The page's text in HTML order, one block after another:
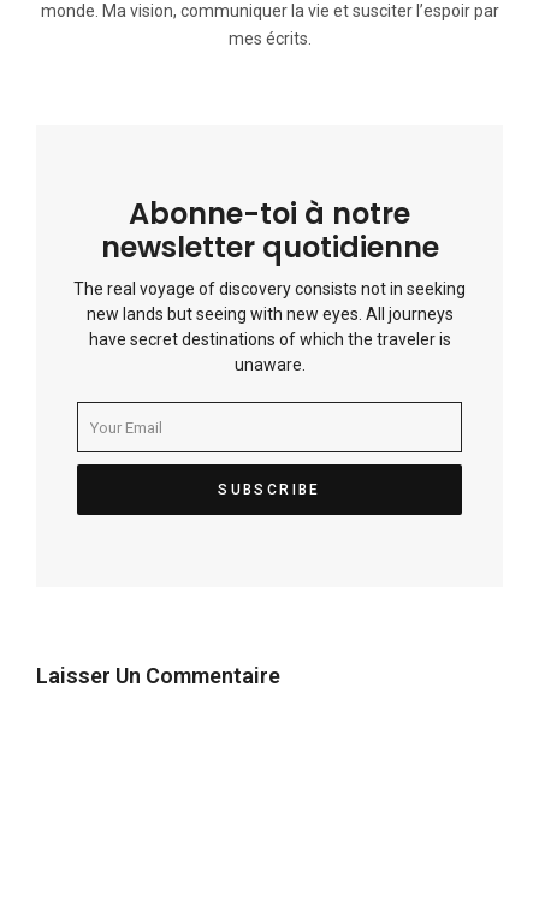
monde. Ma vision, communiquer la vie et susciter l’espoir par
mes écrits.
Abonne-toi à notre
newsletter quotidienne
The real voyage of discovery consists not in seeking
new lands but seeing with new eyes. All journeys
have secret destinations of which the traveler is
unaware.
Laisser Un Commentaire